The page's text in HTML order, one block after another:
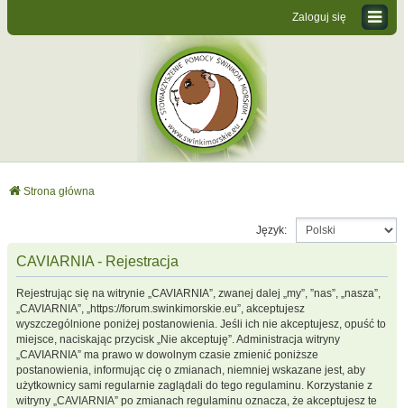
Zaloguj się
Strona główna
Język:
CAVIARNIA - Rejestracja
Rejestrując się na witrynie „CAVIARNIA”, zwanej dalej „my”, ”nas”, „nasza”,
„CAVIARNIA”, „https://forum.swinkimorskie.eu”, akceptujesz
wyszczególnione poniżej postanowienia. Jeśli ich nie akceptujesz, opuść to
miejsce, naciskając przycisk „Nie akceptuję”. Administracja witryny
„CAVIARNIA” ma prawo w dowolnym czasie zmienić poniższe
postanowienia, informując cię o zmianach, niemniej wskazane jest, aby
użytkownicy sami regularnie zaglądali do tego regulaminu. Korzystanie z
witryny „CAVIARNIA” po zmianach regulaminu oznacza, że akceptujesz te